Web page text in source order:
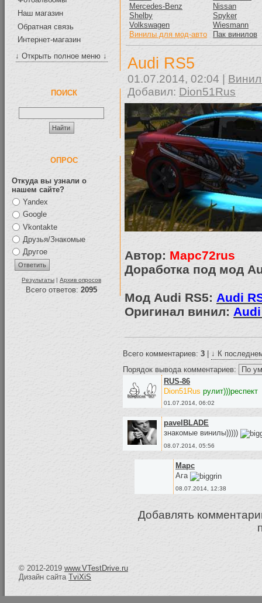
Наш магазин
Обратная связь
Интернет-магазин
↓ Открыть полное меню ↓
ПОИСК
ОПРОС
Откуда вы узнали о
нашем сайте?
Yandex
Google
Vkontakte
Друзья/Знакомые
Другое
Результаты | Архив опросов
Всего ответов: 2095
Mercedes-Benz
Nissan
Shelby
Spyker
Volkswagen
Wiesmann
Винилы для мод-авто
Пак винилов
Audi RS5
01.07.2014, 02:04 |
Добавил: Dion51Rus
Автор: Mapc72rus
Доработка под мод
Мод Audi RS5: Audi
Оригинал винил:
Всего комментариев: 3
↓ К
Порядок вывода комментариев:
RUS-86
Dion51Rus рулит)))респект
01.07.2014, 06:02
pavelBLADE
знакомые винилы)))))
08.07.2014, 05:56
Mapc
Ага
08.07.2014, 12:38
Добавлять
© 2012-2019 www.VTestDrive.ru
Дизайн сайта TviXiS